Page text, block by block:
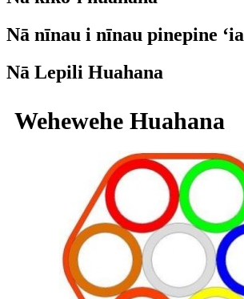
Nā nīnau i nīnau pinepine ʻia
Nā Lepili Huahana
Wehewehe Huahana